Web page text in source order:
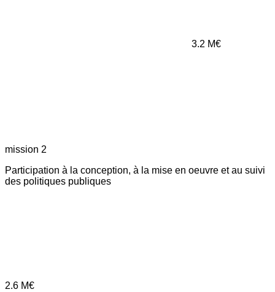
3.2 M€
mission 2
Participation à la conception, à la mise en oeuvre et au suivi
des politiques publiques
2.6 M€